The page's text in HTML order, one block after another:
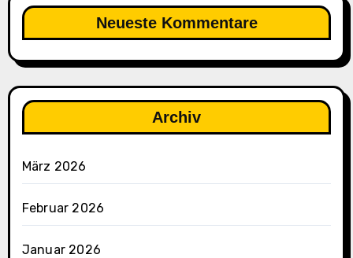
Neueste Kommentare
Archiv
März 2026
Februar 2026
Januar 2026